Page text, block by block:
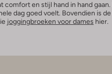
comfort en stijl hand in hand
dag goed voelt. Bovendien is
joggingbroeken voor dames hier.